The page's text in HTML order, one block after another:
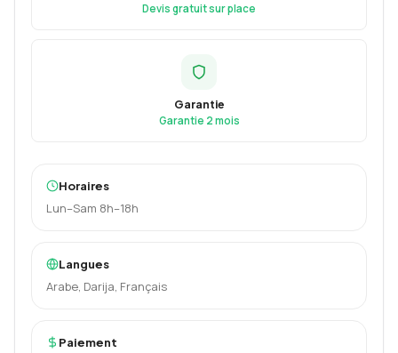
Devis gratuit sur place
Garantie
Garantie 2 mois
Horaires
Lun–Sam 8h–18h
Langues
Arabe, Darija, Français
Paiement